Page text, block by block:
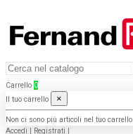
Carrello 0
Il tuo carrello
×
Non ci sono più articoli nel tuo carrello
Accedi
Registrati